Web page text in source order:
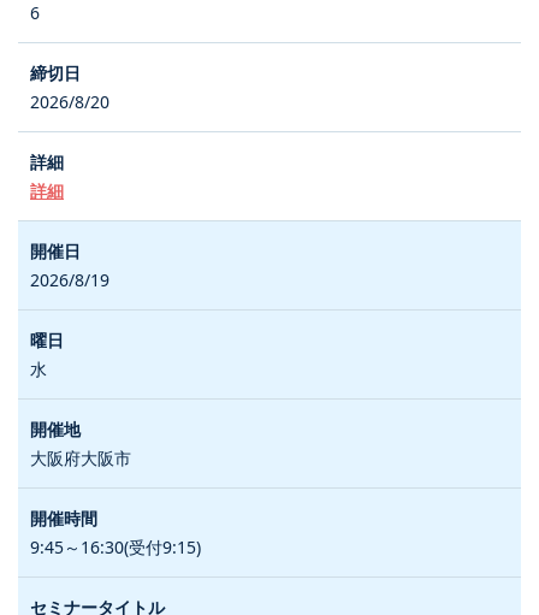
6
2026/8/20
詳細
2026/8/19
水
大阪府大阪市
9:45～16:30(受付9:15)